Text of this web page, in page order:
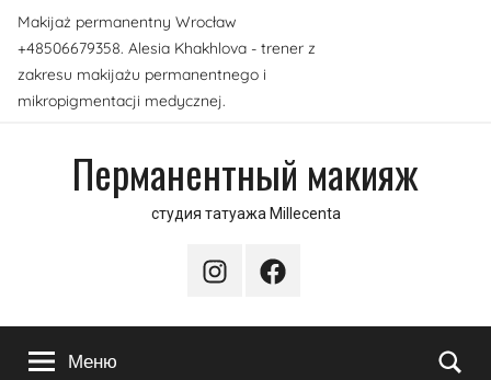
Перейти
содержимому
Makijaż permanentny Wrocław
+48506679358. Alesia Khakhlova - trener z
zakresu makijażu permanentnego i
mikropigmentacji medycznej.
Перманентный макияж
студия татуажа Millecenta
InstagramFacebook
Меню